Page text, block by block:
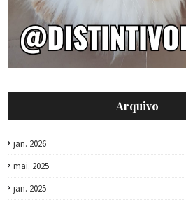
Arquivo
jan. 2026
mai. 2025
jan. 2025